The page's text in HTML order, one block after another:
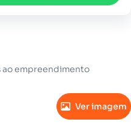
ao empreendimento
Ver imagem